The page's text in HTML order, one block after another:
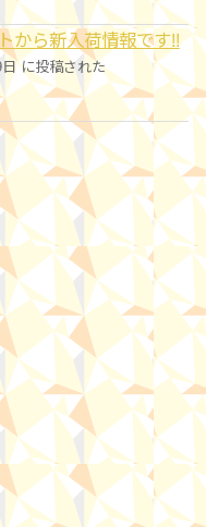
から新入荷情報です!!
に投稿された